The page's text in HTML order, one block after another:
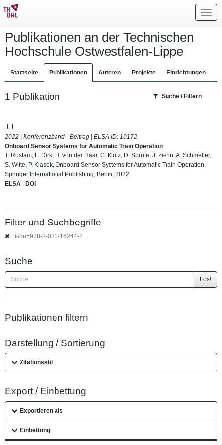
Publikationen an der Technischen
Hochschule Ostwestfalen-Lippe
Startseite Publikationen Autoren Projekte Einrichtungen
1 Publikation Suche / Filtern
2022 | Konferenzband - Beitrag | ELSA-ID: 10172
Onboard Sensor Systems for Automatic Train Operation
T. Rustam, L. Dirk, H. von der Haar, C. Klotz, D. Sprute, J. Ziehn, A. Schmelter,
S. Witte, P. Klasek, Onboard Sensor Systems for Automatic Train Operation,
Springer International Publishing, Berlin, 2022.
ELSA | DOI
Filter und Suchbegriffe
isbn=978-3-031-16244-2
Suche
Los!
Publikationen filtern
Darstellung / Sortierung
Zitationsstil
Export / Einbettung
Exportieren als
Einbettung